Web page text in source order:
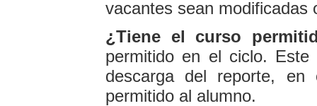
vacantes sean modificadas
¿Tiene el curso
permitido en el ciclo.
descarga del reporte,
permitido al alumno.